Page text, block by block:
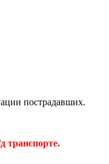
пострадавших.
транспорте.